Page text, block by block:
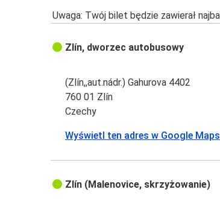
Uwaga: Twój bilet będzie zawierał
Zlín, dworzec autobusowy
(Zlín,,aut.nádr.) Gahurova 4402
760 01 Zlín
Czechy
Wyświetl ten adres w Google Maps
Zlín (Malenovice, skrzyżowanie)